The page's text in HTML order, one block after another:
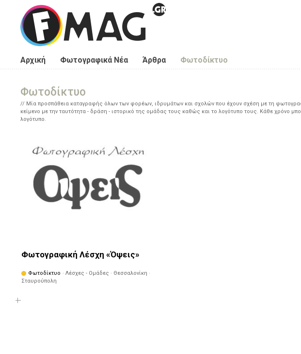
Παράκαμψη προς το κυρίως περιεχόμενο
Αρχική Φωτογραφικά Νέα Άρθρα Φωτοδίκτυο
Φωτοδίκτυο
Μία προσπάθεια καταγραφής όλων των φορέων, ιδρυμάτων και σχολών που έχουν σχέση με τη
κείμενο με την ταυτότητα - δράση - ιστορικό της ομάδας τους καθώς και το λογότυπο τους. Κάθε χρόνο
λογότυπο.
Φωτογραφική Λέσχη «Όψεις»
Φωτοδίκτυο · Λέσχες - Ομάδες · Θεσσαλονίκη ·
Σταυρούπολη